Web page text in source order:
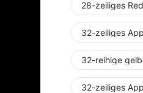
28-zeiliges
32-zeiliges
32-reihige
32-zeiliges